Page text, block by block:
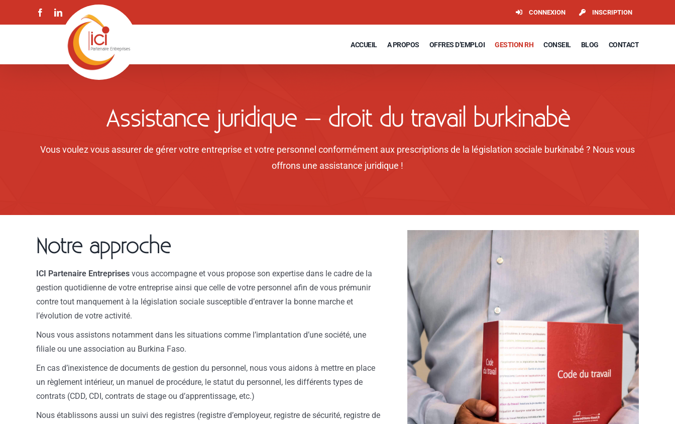
FacebookLinkedIn CONNEXION INSCRIPTION
ACCUEIL A PROPOS OFFRES D’EMPLOI GESTION RH CONSEIL BLOG CONTACT
Assistance juridique – droit du travail burkinabè
Vous voulez vous assurer de gérer votre entreprise et votre personnel conformément aux prescriptions de la législation sociale burkinabé ? Nous vous
offrons une assistance juridique !
Notre approche
ICI Partenaire Entreprises vous accompagne et vous propose son expertise dans le cadre de la
gestion quotidienne de votre entreprise ainsi que celle de votre personnel afin de vous prémunir
contre tout manquement à la législation sociale susceptible d’entraver la bonne marche et
l’évolution de votre activité.
Nous vous assistons notamment dans les situations comme l’implantation d’une société, une
filiale ou une association au Burkina Faso.
En cas d’inexistence de documents de gestion du personnel, nous vous aidons à mettre en place
un règlement intérieur, un manuel de procédure, le statut du personnel, les différents types de
contrats (CDD, CDI, contrats de stage ou d’apprentissage, etc.)
Nous établissons aussi un suivi des registres (registre d’employeur, registre de sécurité, registre de